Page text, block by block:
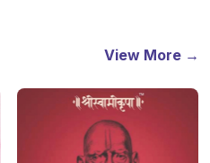
View More →